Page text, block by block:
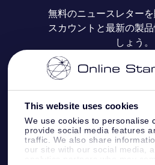
This website uses cookies
We use cookies to personalise
provide social media features
traffic. We also share
our site with our social media,
レビュー
OSR ギフトカード
法人ギフト
カスタマイズされたStar
One Million Stars
OSR Starsaver
星間飛行VRアプリ
お支払いに関する情報
配送に関する情報
返品ポリシ
星座
無料のニュースレター
スカウントと最新の製
しょう。